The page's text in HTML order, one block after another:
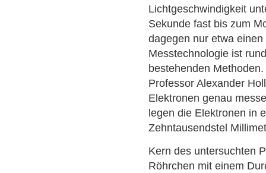
Lichtgeschwindigkeit
Sekunde fast bis zum
dagegen nur etwa
Messtechnologie ist
bestehenden
Professor Alexander
Elektronen genau
legen die Elektronen in
Zehntausendstel
Kern des untersuchten
Röhrchen mit einem